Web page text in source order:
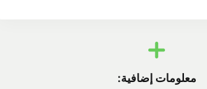
معلومات إضافية: